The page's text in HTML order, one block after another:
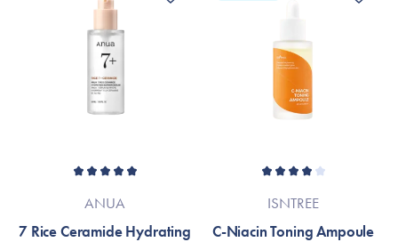
ANUA
7 Rice Ceramide Hydrating
ISNTREE
C-Niacin Toning Ampoule